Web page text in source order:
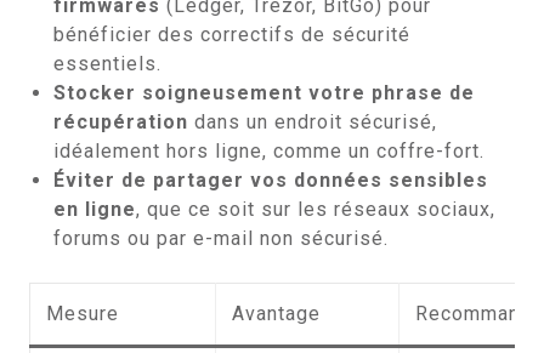
firmwares (Ledger, Trezor, BitGo) pour
bénéficier des correctifs de sécurité
essentiels.
Stocker soigneusement votre phrase de
récupération dans un endroit sécurisé,
idéalement hors ligne, comme un coffre-fort.
Éviter de partager vos données sensibles
en ligne, que ce soit sur les réseaux sociaux,
forums ou par e-mail non sécurisé.
Mesure Avantage